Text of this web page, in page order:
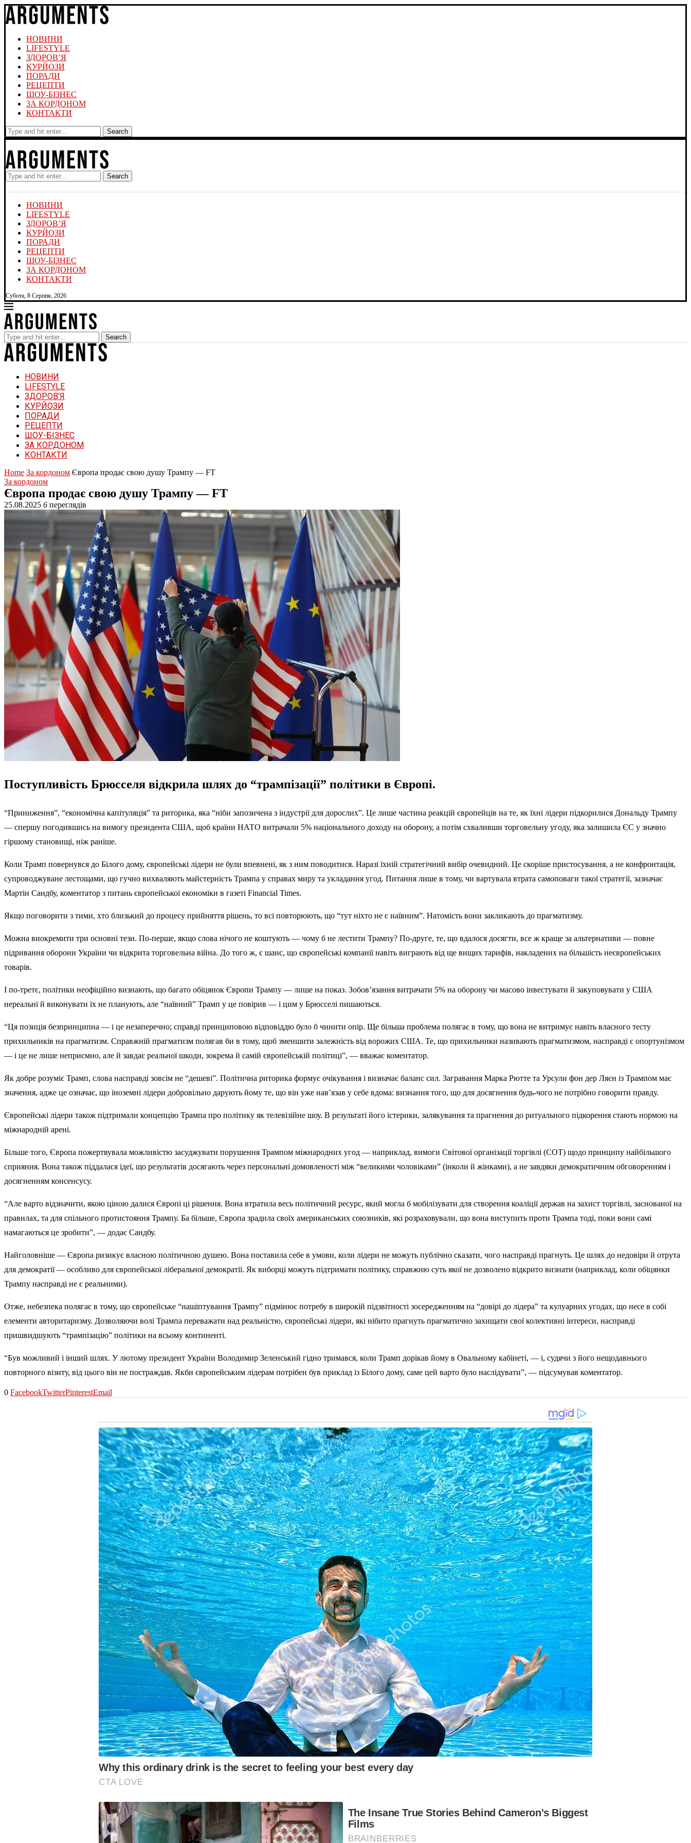
НОВИНИ
LIFESTYLE
ЗДОРОВ’Я
КУРЙОЗИ
ПОРАДИ
РЕЦЕПТИ
ШОУ-БІЗНЕС
ЗА КОРДОНОМ
КОНТАКТИ
Search
Search
НОВИНИ
LIFESTYLE
ЗДОРОВ’Я
КУРЙОЗИ
ПОРАДИ
РЕЦЕПТИ
ШОУ-БІЗНЕС
ЗА КОРДОНОМ
КОНТАКТИ
Субота, 8 Серпня, 2026
Search
НОВИНИ
LIFESTYLE
ЗДОРОВ’Я
КУРЙОЗИ
ПОРАДИ
РЕЦЕПТИ
ШОУ-БІЗНЕС
ЗА КОРДОНОМ
КОНТАКТИ
Home За кордоном Європа продає свою душу Трампу — FT
За кордоном
Європа продає свою душу Трампу — FT
25.08.2025 6 переглядів
Поступливість Брюсселя відкрила шлях до “трампізації” політики в Європі.
“Приниження”, “економічна капітуляція” та риторика, яка “ніби запозичена з індустрії для дорослих”. Це лише частина реакцій європейців на те, як їхні лідери підкорилися Дональду Трампу
— спершу погодившись на вимогу президента США, щоб країни НАТО витрачали 5% національного доходу на оборону, а потім схваливши торговельну угоду, яка залишила ЄС у значно
гіршому становищі, ніж раніше.
Коли Трамп повернувся до Білого дому, європейські лідери не були впевнені, як з ним поводитися. Наразі їхній стратегічний вибір очевидний. Це скоріше пристосування, а не конфронтація,
супроводжуване лестощами, що гучно вихваляють майстерність Трампа у справах миру та укладання угод. Питання лише в тому, чи вартувала втрата самоповаги такої стратегії, зазначає
Мартін Сандбу, коментатор з питань європейської економіки в газеті Financial Times.
Якщо поговорити з тими, хто близький до процесу прийняття рішень, то всі повторюють, що “тут ніхто не є наївним”. Натомість вони закликають до прагматизму.
Можна виокремити три основні тези. По-перше, якщо слова нічого не коштують — чому б не лестити Трампу? По-друге, те, що вдалося досягти, все ж краще за альтернативи — повне
підривання оборони України чи відкрита торговельна війна. До того ж, є шанс, що європейські компанії навіть виграють від ще вищих тарифів, накладених на більшість неєвропейських
товарів.
І по-третє, політики неофіційно визнають, що багато обіцянок Європи Трампу — лише на показ. Зобов’язання витрачати 5% на оборону чи масово інвестувати й закуповувати у США
нереальні й виконувати їх не планують, але “наївний” Трамп у це повірив — і цим у Брюсселі пишаються.
“Ця позиція безпринципна — і це незаперечно; справді принциповою відповіддю було б чинити опір. Ще більша проблема полягає в тому, що вона не витримує навіть власного тесту
прихильників на прагматизм. Справжній прагматизм полягав би в тому, щоб зменшити залежність від ворожих США. Те, що прихильники називають прагматизмом, насправді є опортунізмом
— і це не лише неприємно, але й завдає реальної шкоди, зокрема й самій європейській політиці”, — вважає коментатор.
Як добре розуміє Трамп, слова насправді зовсім не “дешеві”. Політична риторика формує очікування і визначає баланс сил. Загравання Марка Рютте та Урсули фон дер Ляєн із Трампом має
значення, адже це означає, що іноземні лідери добровільно дарують йому те, що він уже нав’язав у себе вдома: визнання того, що для досягнення будь-чого не потрібно говорити правду.
Європейські лідери також підтримали концепцію Трампа про політику як телевізійне шоу. В результаті його істерики, залякування та прагнення до ритуального підкорення стають нормою на
міжнародній арені.
Більше того, Європа пожертвувала можливістю засуджувати порушення Трампом міжнародних угод — наприклад, вимоги Світової організації торгівлі (СОТ) щодо принципу найбільшого
сприяння. Вона також піддалася ідеї, що результатів досягають через персональні домовленості між “великими чоловіками” (інколи й жінками), а не завдяки демократичним обговоренням і
досягненням консенсусу.
“Але варто відзначити, якою ціною далися Європі ці рішення. Вона втратила весь політичний ресурс, який могла б мобілізувати для створення коаліції держав на захист торгівлі, заснованої на
правилах, та для спільного протистояння Трампу. Ба більше, Європа зрадила своїх американських союзників, які розраховували, що вона виступить проти Трампа тоді, поки вони самі
намагаються це зробити”, — додає Сандбу.
Найголовніше — Європа ризикує власною політичною душею. Вона поставила себе в умови, коли лідери не можуть публічно сказати, чого насправді прагнуть. Це шлях до недовіри й отрута
для демократії — особливо для європейської ліберальної демократії. Як виборці можуть підтримати політику, справжню суть якої не дозволено відкрито визнати (наприклад, коли обіцянки
Трампу насправді не є реальними).
Отже, небезпека полягає в тому, що європейське “нашіптування Трампу” підмінює потребу в широкій підзвітності зосередженням на “довірі до лідера” та кулуарних угодах, що несе в собі
елементи авторитаризму. Дозволяючи волі Трампа переважати над реальністю, європейські лідери, які нібито прагнуть прагматично захищати свої колективні інтереси, насправді
пришвидшують “трампізацію” політики на всьому континенті.
“Був можливий і інший шлях. У лютому президент України Володимир Зеленський гідно тримався, коли Трамп дорікав йому в Овальному кабінеті, — і, судячи з його нещодавнього
повторного візиту, від цього він не постраждав. Якби європейським лідерам потрібен був приклад із Білого дому, саме цей варто було наслідувати”, — підсумував коментатор.
0 FacebookTwitterPinterestEmail